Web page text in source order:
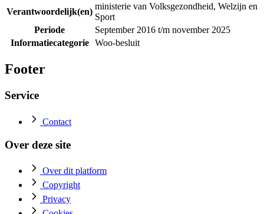
Verantwoordelijk(en)
ministerie van Volksgezondheid, Welzijn en
Sport
Periode
September 2016 t/m november 2025
Informatiecategorie
Woo-besluit
Footer
Service
Contact
Over deze site
Over dit platform
Copyright
Privacy